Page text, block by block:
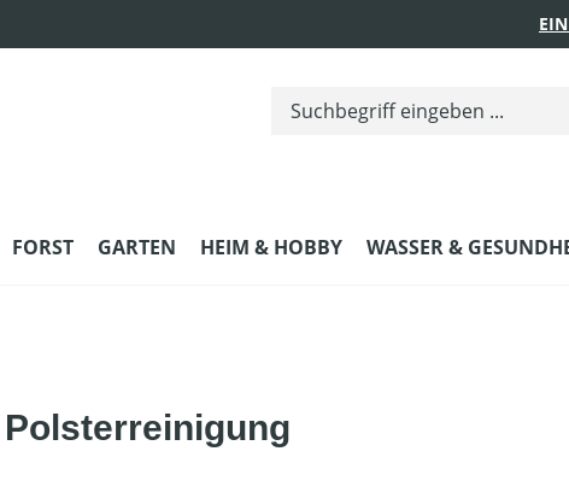
FORST GARTEN HEIM & HOBBY WASSER &